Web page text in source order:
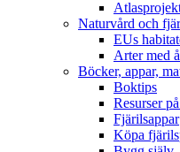
Naturvård och
EUs
Arter med
Böcker, appar,
Boktips
Resurser
Fjärilsappar
Köpa